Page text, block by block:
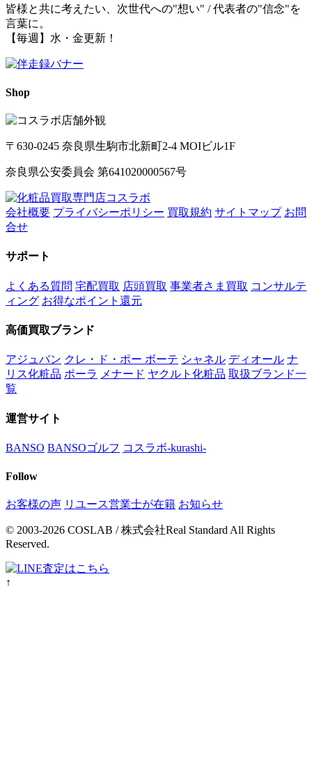
皆様と共に考えたい、次世代への"想い" / 代表者の"信念"を
言葉に。
【毎週】水・金更新！
Shop
〒630-0245 奈良県生駒市北新町2-4 MOIビル1F
奈良県公安委員会 第641020000567号
会社概要 プライバシーポリシー 買取規約 サイトマップ お問
合せ
サポート
よくある質問 宅配買取 店頭買取 事業者さま買取 コンサルテ
ィング お得なポイント還元
高価買取ブランド
アジュバン クレ・ド・ポー ボーテ シャネル ディオール ナ
リス化粧品 ポーラ メナード ヤクルト化粧品 取扱ブランド一
覧
運営サイト
BANSO BANSOゴルフ コスラボ-kurashi-
Follow
お客様の声 リユース営業士が在籍 お知らせ
© 2003-2026 COSLAB / 株式会社Real Standard All Rights
Reserved.
↑